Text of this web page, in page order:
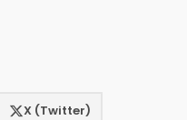
X (Twitter)